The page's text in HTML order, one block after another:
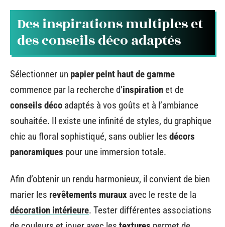
Des inspirations multiples et
des conseils déco adaptés
Sélectionner un papier peint haut de gamme
commence par la recherche d’inspiration et de
conseils déco adaptés à vos goûts et à l’ambiance
souhaitée. Il existe une infinité de styles, du graphique
chic au floral sophistiqué, sans oublier les décors
panoramiques pour une immersion totale.
Afin d’obtenir un rendu harmonieux, il convient de bien
marier les revêtements muraux avec le reste de la
décoration intérieure. Tester différentes associations